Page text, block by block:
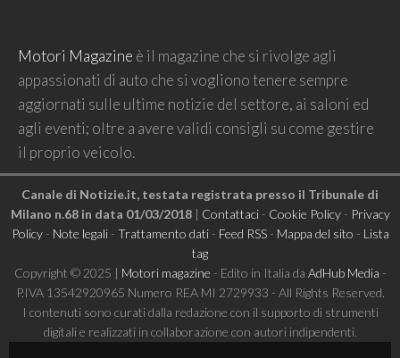
Motori Magazine è il magazine che si rivolge agli
appassionati di auto che si vogliono tenere sempre
aggiornati sulle ultime notizie del settore, ai saloni ed
agli eventi; oltre a avere validi consigli su come gestire
il proprio veicolo.
Canale di Notizie.it, testata registrata presso il Tribunale di
Milano n.68 in data 01/03/2018| Contattaci- Cookie Policy- Privacy
Policy- Note legali- Trattamento dati- Feed RSS- Mappa del sito - Lista
tag
Copyright © 2025 | Motori magazine - Edito in Italia da AdHub Media -
P.IVA 13542920965 Numero REA MI 2729933 - All Rights Reserved.
I contenuti sono curati dalla redazione con il supporto di strumenti
digitali e realizzati in collaborazione con autori indipendenti.